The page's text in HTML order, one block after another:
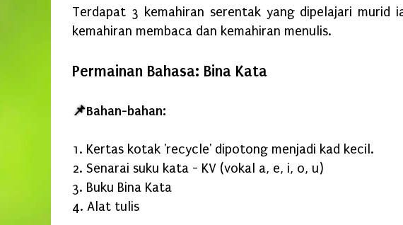
Terdapat 3 kemahiran serentak yang dipelajari murid
kemahiran membaca dan kemahiran menulis.
Permainan Bahasa: Bina Kata
📌Bahan-bahan:
1. Kertas kotak 'recycle' dipotong menjadi kad kecil.
2. Senarai suku kata - KV (vokal a, e, i, o, u)
3. Buku Bina Kata
4. Alat tulis